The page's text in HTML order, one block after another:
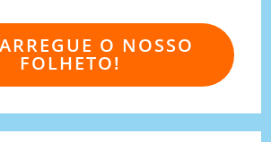
O NOSSO
FOLHETO!